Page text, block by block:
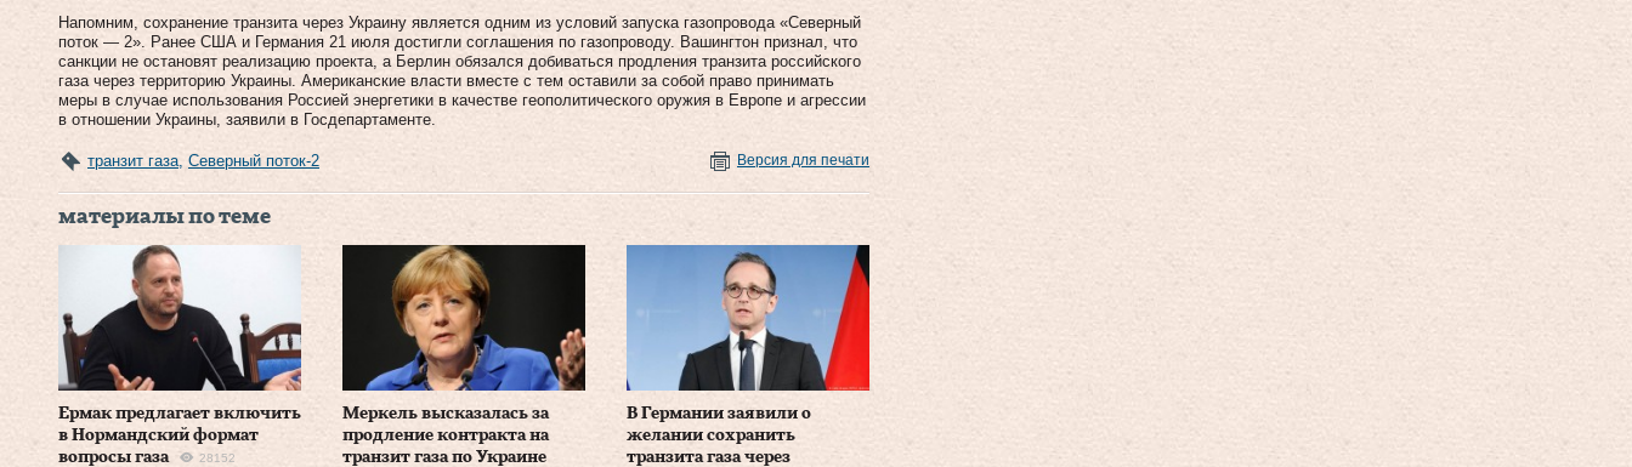
Напомним, сохранение транзита через Украину является одним из условий запуска газопровода «Северный
поток — 2». Ранее США и Германия 21 июля достигли соглашения по газопроводу. Вашингтон признал, что
санкции не остановят реализацию проекта, а Берлин обязался добиваться продления транзита российского
газа через территорию Украины. Американские власти вместе с тем оставили за собой право принимать
меры в случае использования Россией энергетики в качестве геополитического оружия в Европе и агрессии
в отношении Украины, заявили в Госдепартаменте.
транзит газа Северный поток-2 Версия для печати
материалы по теме
Ермак предлагает включить
в Нормандский формат
вопросы газа
28152
Меркель высказалась за
продление контракта на
транзит газа по Украине
В Германии заявили о
желании сохранить
транзита газа через